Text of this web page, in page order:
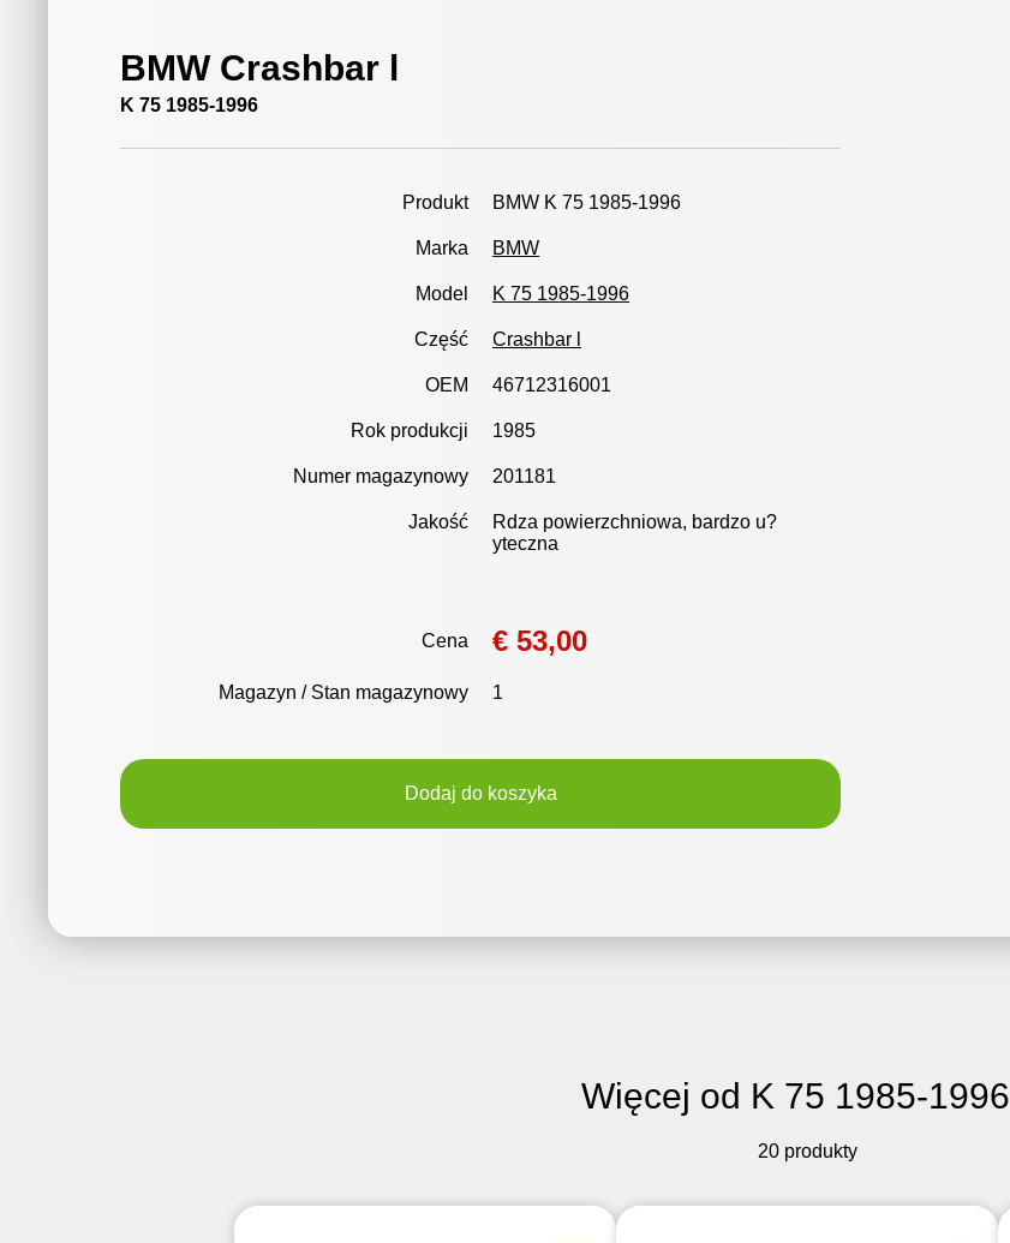
BMW Crashbar l
K 75 1985-1996
Produkt BMW K 75 1985-1996
Marka BMW
Model K 75 1985-1996
Część Crashbar l
OEM 46712316001
Rok produkcji 1985
Numer magazynowy 201181
Jakość
Rdza powierzchniowa, bardzo u?
yteczna
Cena € 53,00
Magazyn / Stan magazynowy 1
Dodaj do koszyka
Więcej od K 75 1985-1996
20 produkty